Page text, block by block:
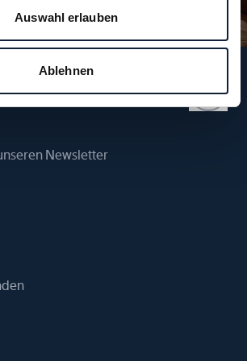
Auswahl erlauben
Ablehnen
Newsletter